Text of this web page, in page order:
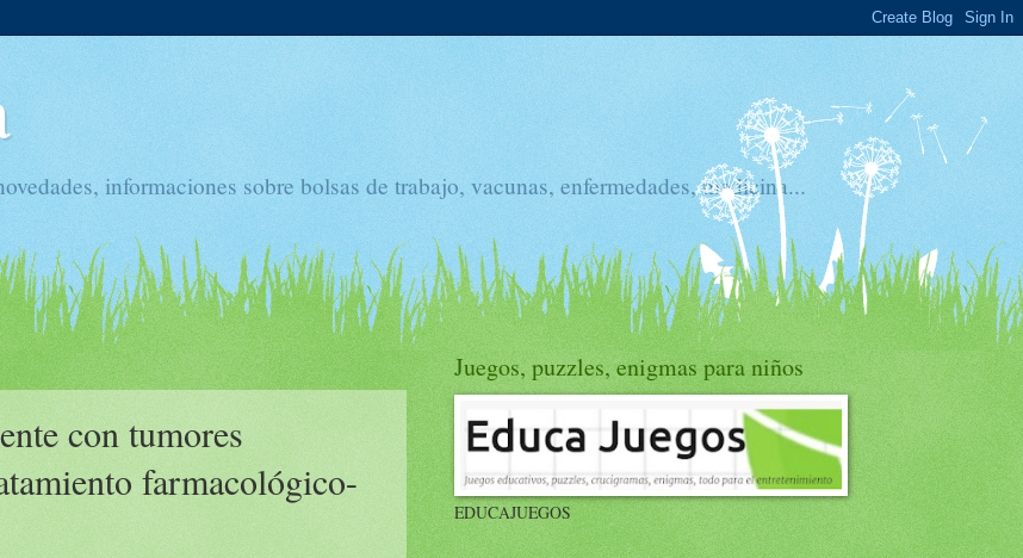
informaciones sobre bolsas de trabajo, vacunas, enfermedades, medicina...
con tumores
farmacológico-
Juegos, puzzles, enigmas para niños
EDUCAJUEGOS